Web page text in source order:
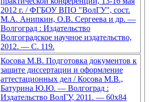
2012 г. / ФГБОУ ВПО "ВолГУ", сост.
М.А. Анипкин, О.В. Сергеева и др. —
Волгоград : Издательство
Волгоградское научное издательство,
2012. — С. 119.
Косова М.В. Подготовка документов к
защите диссертации и оформление
аттестационных дел / Косова М.В.,
Батурина Ю.Ю. — Волгоград :
Издательство ВолГУ, 2011. — 60х84